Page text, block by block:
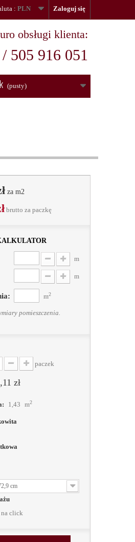
Zaloguj się
: PLN
obsługi klienta:
505 916 051
(pusty)
za m2
brutto za paczkę
m
m
m2
pomieszczenia.
paczek
zł
1,43 m2
cm
na click